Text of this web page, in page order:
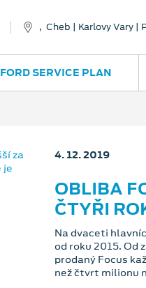
, Cheb | Karlovy Vary |
FORD SERVICE PLAN
4. 12. 2019
OBLIBA
ČTYŘI
Na dvaceti
od roku 2015. Od
prodaný Focus
než čtvrt milionu